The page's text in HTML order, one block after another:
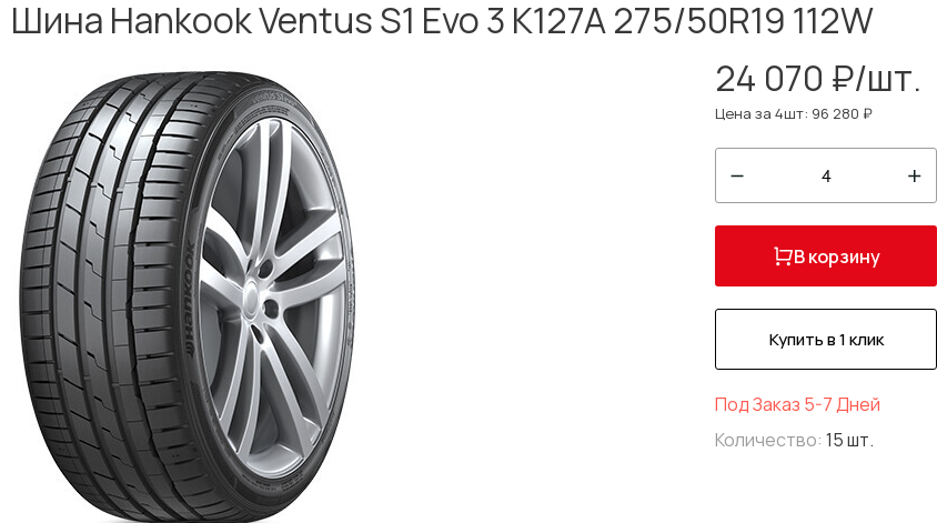
Шина Hankook Ventus S1 Evo 3 K127A 275/50R19 112W
24 070 ₽/шт.
Цена за 4шт: 96 280 ₽
4
В корзину
Купить в 1 клик
Под Заказ 5-7 Дней
Количество: 15 шт.